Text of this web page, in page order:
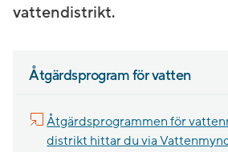
vattendistrikt.
Åtgärdsprogram för vatten
Åtgärdsprogrammen för
distrikt hittar du via